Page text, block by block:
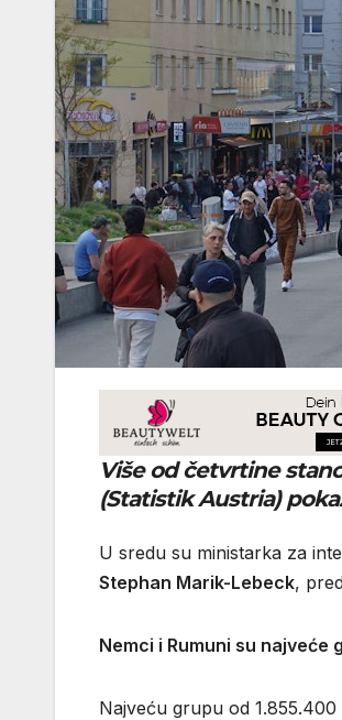
Više od četvrtine
(Statistik Austria)
U sredu su ministarka za
Stephan Marik-Lebeck,
Nemci i Rumuni su najveće
Najveću grupu od